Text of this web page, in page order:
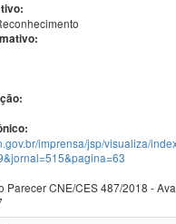
imprensa/jsp/visualiza/
Parecer CNE/CES 487/2018 -